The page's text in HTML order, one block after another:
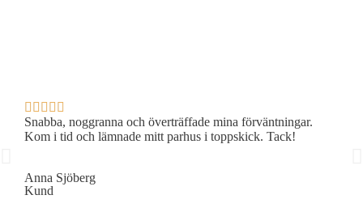
Snabba, noggranna och överträffade mina förväntningar.
Kom i tid och lämnade mitt parhus i toppskick. Tack!
Anna Sjöberg
Kund